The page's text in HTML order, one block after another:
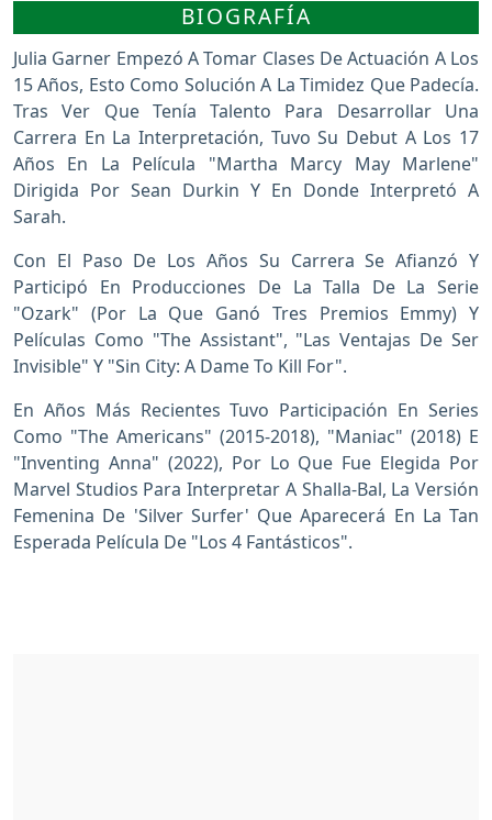
BIOGRAFÍA
Julia Garner Empezó A Tomar Clases De Actuación A Los
15 Años, Esto Como Solución A La Timidez Que Padecía.
Tras Ver Que Tenía Talento Para Desarrollar Una
Carrera En La Interpretación, Tuvo Su Debut A Los 17
Años En La Película "Martha Marcy May Marlene"
Dirigida Por Sean Durkin Y En Donde Interpretó A
Sarah.
Con El Paso De Los Años Su Carrera Se Afianzó Y
Participó En Producciones De La Talla De La Serie
"Ozark" (por La Que Ganó Tres Premios Emmy) Y
Películas Como "The Assistant", "Las Ventajas De Ser
Invisible" Y "Sin City: A Dame To Kill For".
En Años Más Recientes Tuvo Participación En Series
Como "The Americans" (2015-2018), "Maniac" (2018) E
"Inventing Anna" (2022), Por Lo Que Fue Elegida Por
Marvel Studios Para Interpretar A Shalla-Bal, La Versión
Femenina De 'Silver Surfer' Que Aparecerá En La Tan
Esperada Película De "Los 4 Fantásticos".